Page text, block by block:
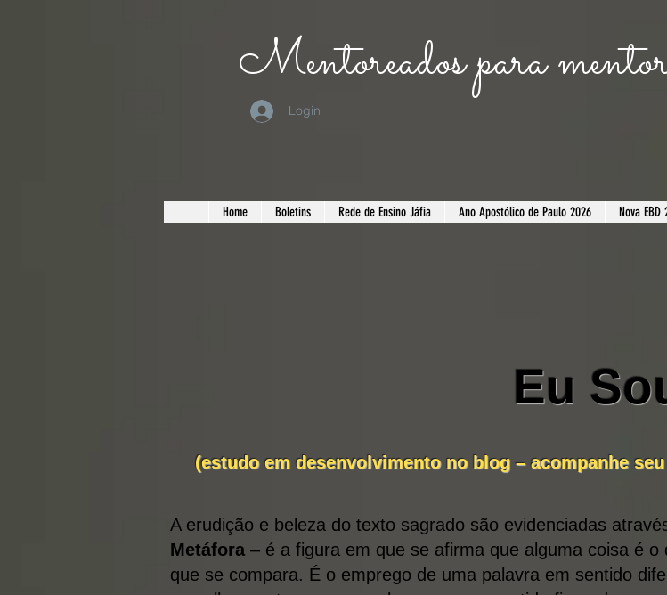
Mentoreados para
Login
Home Boletins Rede de Ensino Jáfia ​Ano Apostólico de Paulo 2026 Nova EBD
Eu
(estudo em desenvolvimento no blog – acompanhe
A erudição e beleza do texto sagrado são evidenciadas
Metáfora – é a figura em que se afirma que alguma coisa é
que se compara. É o emprego de uma palavra em sentido